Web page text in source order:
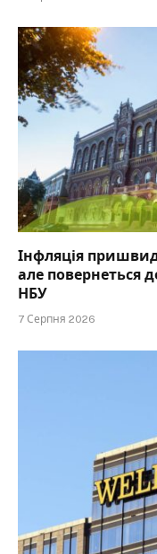
Інфляція
але повернеться
НБУ
7 Серпня 2026